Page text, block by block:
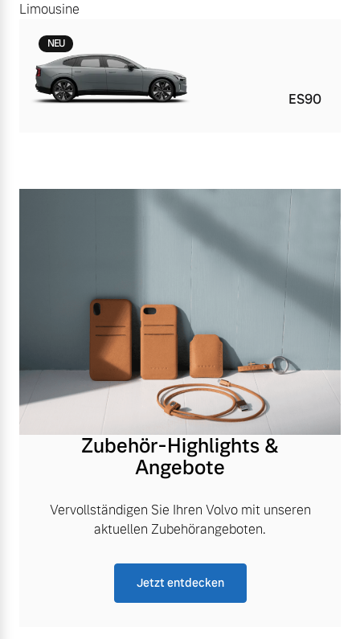
Limousine
NEU
ES90
Zubehör-Highlights &
Angebote
Vervollständigen Sie Ihren Volvo mit unseren
aktuellen Zubehörangeboten.
Jetzt entdecken